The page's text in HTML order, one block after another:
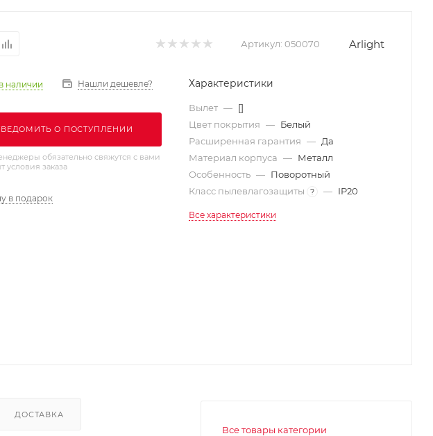
Артикул: 050070 Arlight
наличии Нашли дешевле?
О ПОСТУПЛЕНИИ
обязательно свяжутся с вами
условия заказа
в подарок
Характеристики
Вылет — []
Цвет покрытия — Белый
Расширенная гарантия — Да
Материал корпуса — Металл
Особенность — Поворотный
Класс пылевлагозащиты
? — IP20
Все характеристики
ДОСТАВКА
Все товары категории